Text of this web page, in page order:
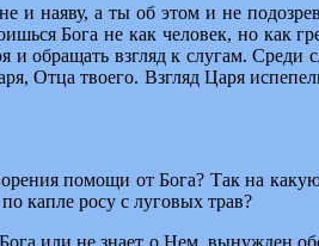
наяву, а ты об этом и не
Бога не как человек, но как
обращать взгляд к слугам. Среди
Отца твоего. Взгляд Царя
помощи от Бога? Так на
капле росу с луговых трав?
или не знает о Нем, вынужден